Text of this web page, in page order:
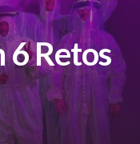
Retos